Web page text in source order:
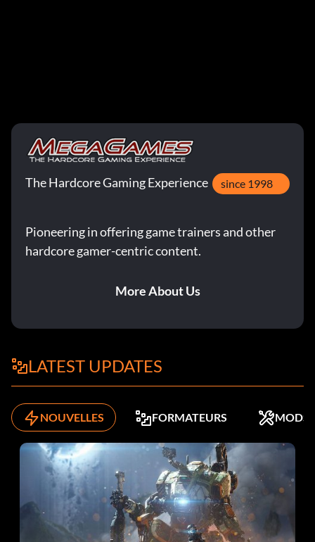
The Hardcore Gaming Experience since 1998
Pioneering in offering game trainers and other
hardcore gamer-centric content.
More About Us
LATEST UPDATES
NOUVELLES FORMATEURS MODS